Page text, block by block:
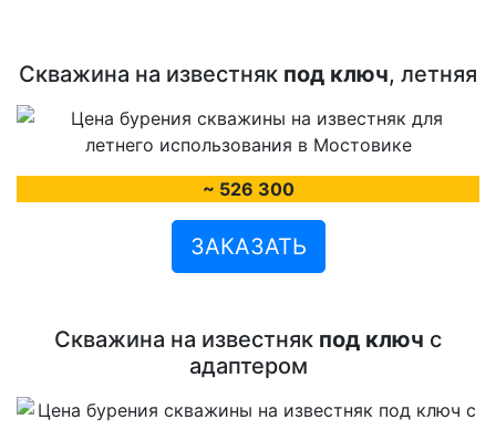
Скважина на известняк под ключ, летняя
~ 526 300
ЗАКАЗАТЬ
Скважина на известняк под ключ с
адаптером